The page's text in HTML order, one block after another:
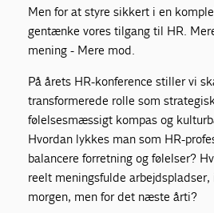
Men for at styre sikkert i en
gentænke vores tilgang til HR.
mening - Mere mod.
På årets HR-konference stiller vi
transformerede rolle som
følelsesmæssigt kompas og
Hvordan lykkes man som HR-
balancere forretning og følelser?
reelt meningsfulde arbejdspladser,
morgen, men for det næste årti?